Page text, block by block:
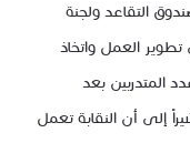
التقاعد ولجنة
العمل واتخاذ
المتدربين بعد
إلى أن النقابة تعمل